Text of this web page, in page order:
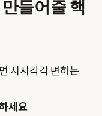
들어줄 핵
시시각각 변하는
세요